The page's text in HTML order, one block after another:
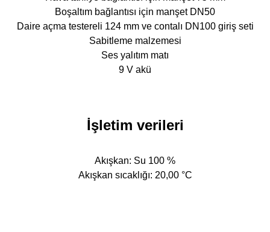
Boşaltım bağlantısı için manşet DN50
Daire açma testereli 124 mm ve contalı DN100 giriş seti
Sabitleme malzemesi
Ses yalıtım matı
9 V akü
İşletim verileri
Akışkan: Su 100 %
Akışkan sıcaklığı: 20,00 °C